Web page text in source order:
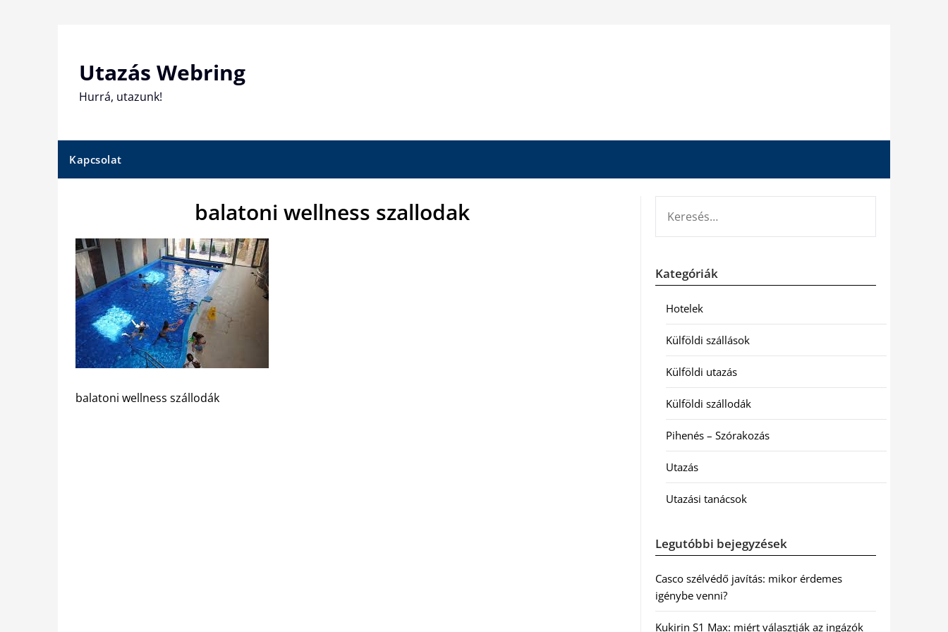
Utazás Webring
Hurrá, utazunk!
Kapcsolat
balatoni wellness szallodak
balatoni wellness szállodák
Kategóriák
Hotelek
Külföldi szállások
Külföldi utazás
Külföldi szállodák
Pihenés – Szórakozás
Utazás
Utazási tanácsok
Legutóbbi bejegyzések
Casco szélvédő javítás: mikor érdemes
igénybe venni?
Kukirin S1 Max: miért választják az ingázók